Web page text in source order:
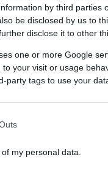
by third parties
be disclosed by us to
disclose it to other
one or more Google
your visit or usage
party tags to use your
my personal data.
και μία υπόθεση